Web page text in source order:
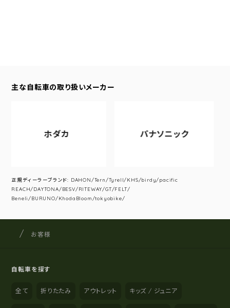
主な自転車の取り扱いメーカー
ホダカ パナソニック
正規ディーラーブランド: DAHON/Tern/Tyrell/KHS/birdy/pacific
REACH/DAYTONA/BESV/RITEWAY/GT/FELT/
Beneli/BURUNO/KhodaBloom/tokyobike/
サイト内の現在地
サイクルショップナカゴヤ
お客様
自転車を探す
全て 折りたたみ アウトレット キッズ / ジュニア